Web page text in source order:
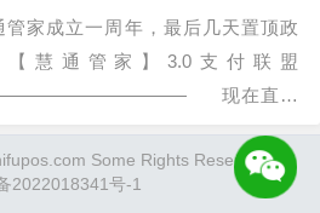
，您若是相信，可以合作。您若不
可以先了解。您若需要，我正好专
管家成立一周年，最后几天置顶政
慧通管家】3.0支付联盟
现在直开
，以后再没机会……现在不推广可以
位！级别永久，不做业绩也是永久
Some Rights Reserved.
2022018341号-1